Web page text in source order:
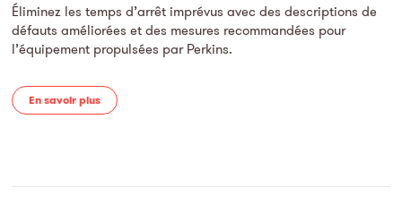
Éliminez les temps d’arrêt imprévus avec des descriptions de
défauts améliorées et des mesures recommandées pour
l’équipement propulsées par Perkins.
En savoir plus